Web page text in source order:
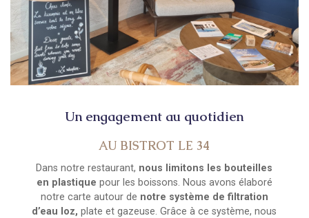
Un engagement au quotidien
AU BISTROT LE 34
Dans notre restaurant, nous limitons les bouteilles
en plastique pour les boissons. Nous avons élaboré
notre carte autour de notre système de filtration
d’eau Ioz, plate et gazeuse. Grâce à ce système, nous